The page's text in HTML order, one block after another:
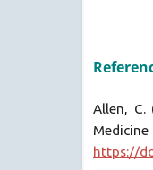
Allen, C.
https://